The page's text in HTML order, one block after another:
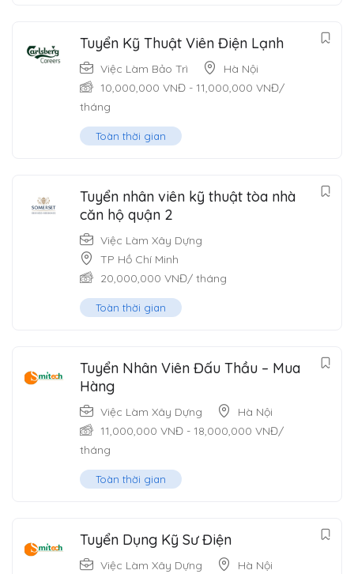
Tuyển Kỹ Thuật Viên Điện Lạnh
Việc Làm Bảo Trì
Hà Nội
10,000,000 VNĐ - 11,000,000 VNĐ/
tháng
Toàn thời gian
Tuyển nhân viên kỹ thuật tòa nhà
căn hộ quận 2
Việc Làm Xây Dựng
TP Hồ Chí Minh
20,000,000 VNĐ/ tháng
Toàn thời gian
Tuyển Nhân Viên Đấu Thầu – Mua
Hàng
Việc Làm Xây Dựng
Hà Nội
11,000,000 VNĐ - 18,000,000 VNĐ/
tháng
Toàn thời gian
Tuyển Dụng Kỹ Sư Điện
Việc Làm Xây Dựng
Hà Nội